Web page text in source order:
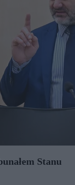
Stanu